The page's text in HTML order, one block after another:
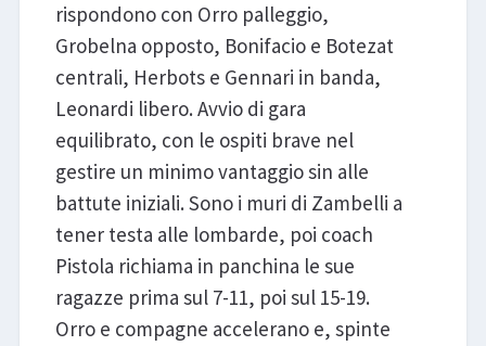
rispondono con Orro palleggio,
Grobelna opposto, Bonifacio e Botezat
centrali, Herbots e Gennari in banda,
Leonardi libero. Avvio di gara
equilibrato, con le ospiti brave nel
gestire un minimo vantaggio sin alle
battute iniziali. Sono i muri di Zambelli a
tener testa alle lombarde, poi coach
Pistola richiama in panchina le sue
ragazze prima sul 7-11, poi sul 15-19.
Orro e compagne accelerano e, spinte